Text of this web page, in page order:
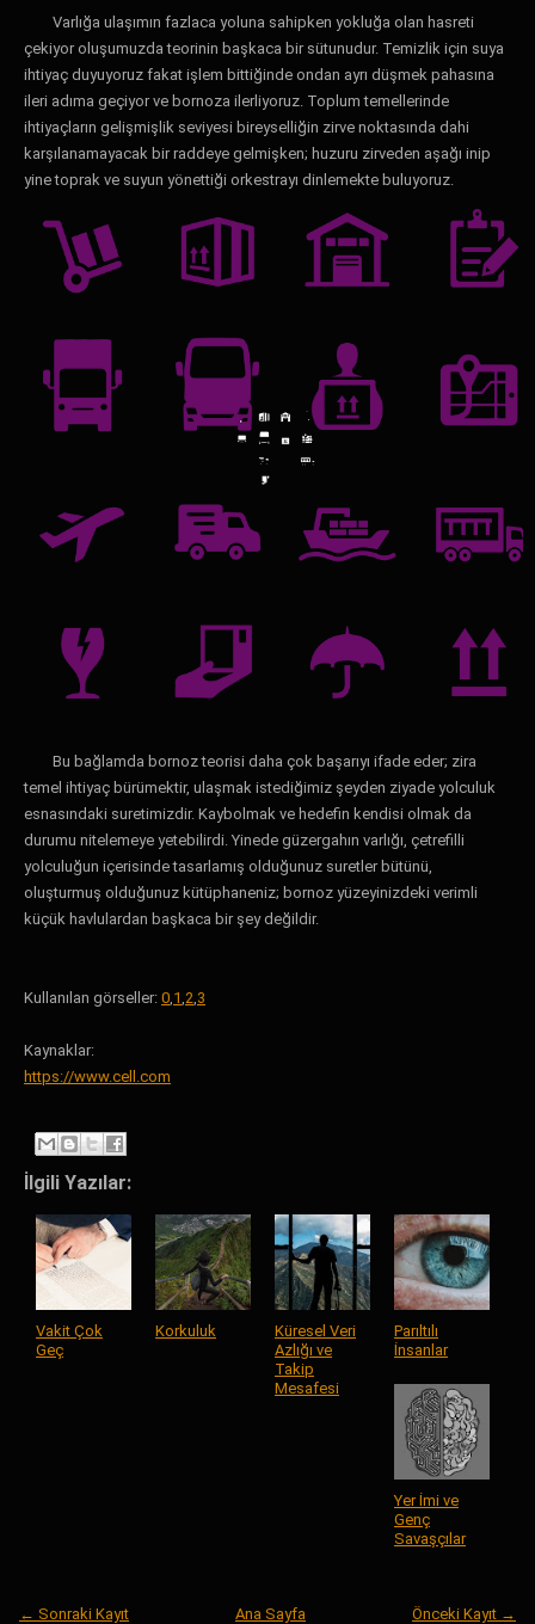
Varlığa ulaşımın fazlaca yoluna sahipken yokluğa olan hasreti
çekiyor oluşumuzda teorinin başkaca bir sütunudur. Temizlik için suya
ihtiyaç duyuyoruz fakat işlem bittiğinde ondan ayrı düşmek pahasına
ileri adıma geçiyor ve bornoza ilerliyoruz. Toplum temellerinde
ihtiyaçların gelişmişlik seviyesi bireyselliğin zirve noktasında dahi
karşılanamayacak bir raddeye gelmişken; huzuru zirveden aşağı inip
yine toprak ve suyun yönettiği orkestrayı dinlemekte buluyoruz.
Bu bağlamda bornoz teorisi daha çok başarıyı ifade eder; zira
temel ihtiyaç bürümektir, ulaşmak istediğimiz şeyden ziyade yolculuk
esnasındaki suretimizdir. Kaybolmak ve hedefin kendisi olmak da
durumu nitelemeye yetebilirdi. Yinede güzergahın varlığı, çetrefilli
yolculuğun içerisinde tasarlamış olduğunuz suretler bütünü,
oluşturmuş olduğunuz kütüphaneniz; bornoz yüzeyinizdeki verimli
küçük havlulardan başkaca bir şey değildir.
Kullanılan görseller: 0,1,2,3
Kaynaklar:
https://www.cell.com
İlgili Yazılar:
Vakit Çok
Geç
Korkuluk
Küresel Veri
Azlığı ve
Takip
Mesafesi
Parıltılı
İnsanlar
Yer İmi ve
Genç
Savaşçılar
← Sonraki Kayıt Önceki Kayıt →
Ana Sayfa